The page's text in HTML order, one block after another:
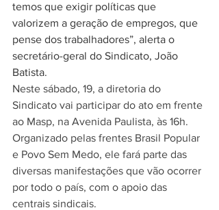
temos que exigir políticas que
valorizem a geração de empregos, que
pense dos trabalhadores”, alerta o
secretário-geral do Sindicato, João
Batista.
Neste sábado, 19, a diretoria do
Sindicato vai participar do ato em frente
ao Masp, na Avenida Paulista, às 16h.
Organizado pelas frentes Brasil Popular
e Povo Sem Medo, ele fará parte das
diversas manifestações que vão ocorrer
por todo o país, com o apoio das
centrais sindicais.